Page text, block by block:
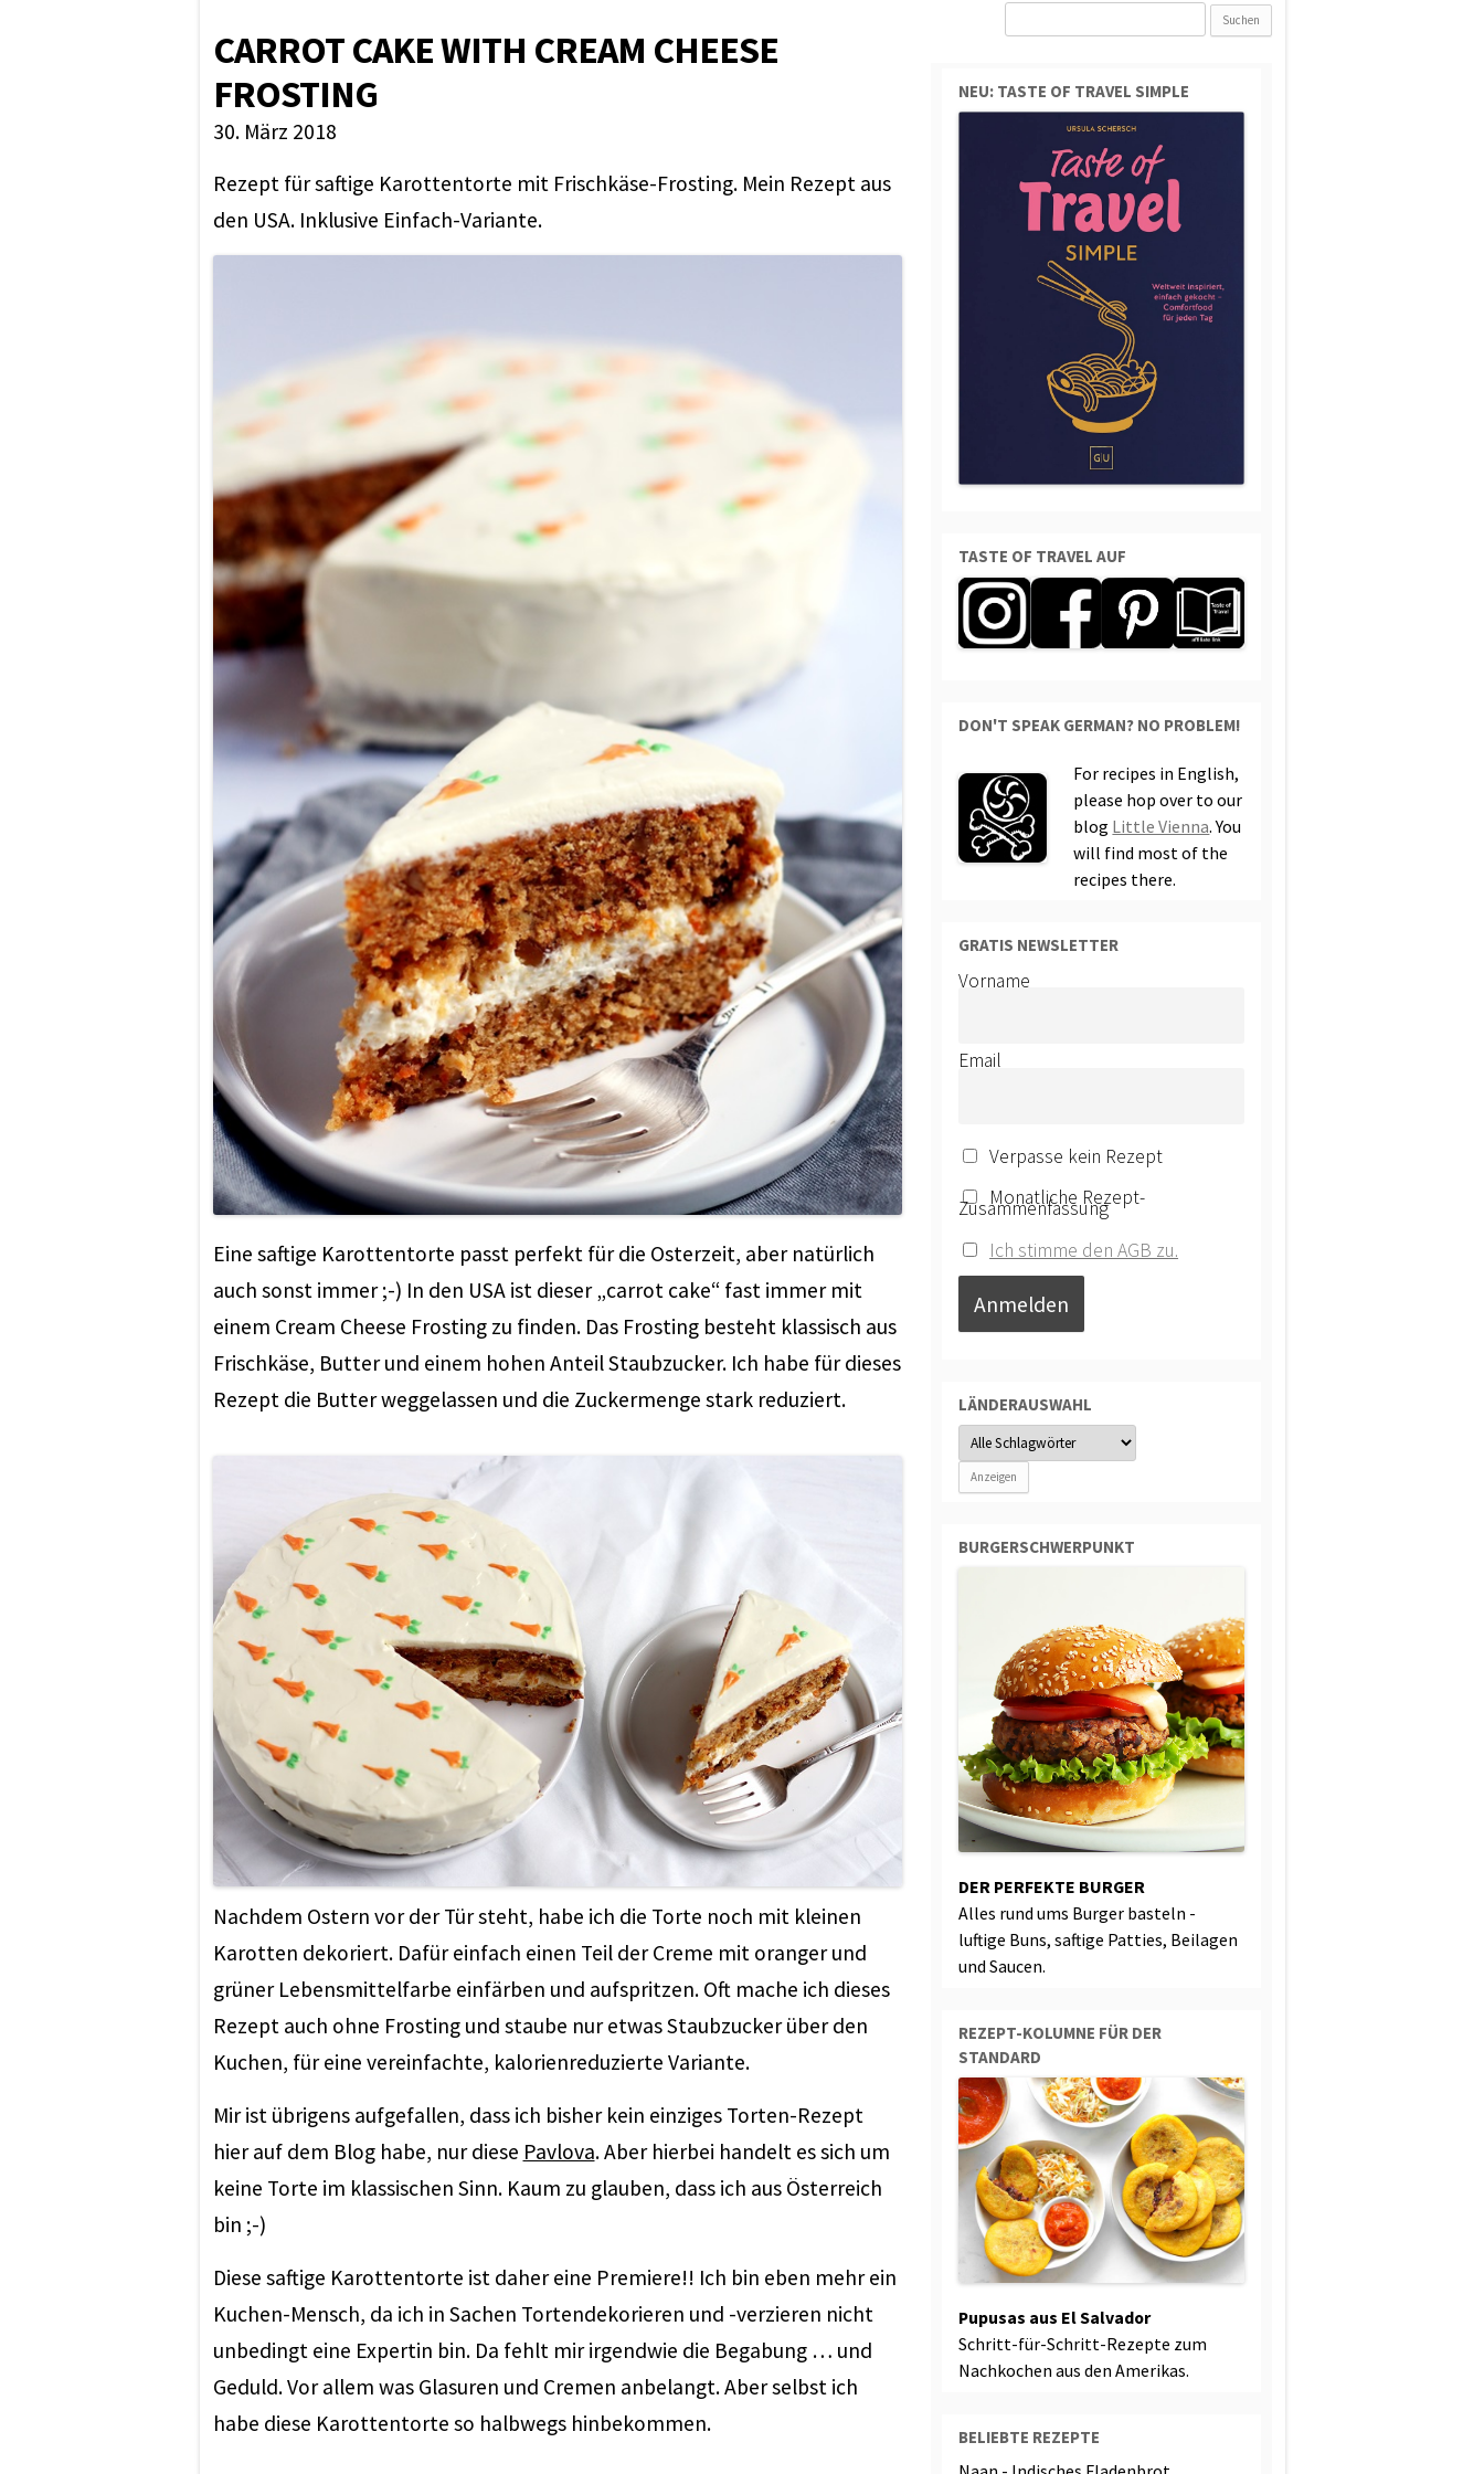
CARROT CAKE WITH CREAM CHEESE
FROSTING
30. März 2018
Rezept für saftige Karottentorte mit Frischkäse-Frosting. Mein Rezept aus
den USA. Inklusive Einfach-Variante.
Eine saftige Karottentorte passt perfekt für die Osterzeit, aber natürlich
auch sonst immer ;-) In den USA ist dieser „carrot cake“ fast immer mit
einem Cream Cheese Frosting zu finden. Das Frosting besteht klassisch aus
Frischkäse, Butter und einem hohen Anteil Staubzucker. Ich habe für dieses
Rezept die Butter weggelassen und die Zuckermenge stark reduziert.
Nachdem Ostern vor der Tür steht, habe ich die Torte noch mit kleinen
Karotten dekoriert. Dafür einfach einen Teil der Creme mit oranger und
grüner Lebensmittelfarbe einfärben und aufspritzen. Oft mache ich dieses
Rezept auch ohne Frosting und staube nur etwas Staubzucker über den
Kuchen, für eine vereinfachte, kalorienreduzierte Variante.
Mir ist übrigens aufgefallen, dass ich bisher kein einziges Torten-Rezept
hier auf dem Blog habe, nur diese Pavlova. Aber hierbei handelt es sich um
keine Torte im klassischen Sinn. Kaum zu glauben, dass ich aus Österreich
bin ;-)
Diese saftige Karottentorte ist daher eine Premiere!! Ich bin eben mehr ein
Kuchen-Mensch, da ich in Sachen Tortendekorieren und -verzieren nicht
unbedingt eine Expertin bin. Da fehlt mir irgendwie die Begabung … und
Geduld. Vor allem was Glasuren und Cremen anbelangt. Aber selbst ich
habe diese Karottentorte so halbwegs hinbekommen.
NEU: TASTE OF TRAVEL SIMPLE
TASTE OF TRAVEL AUF
DON'T SPEAK GERMAN? NO PROBLEM!
For recipes in English,
please hop over to our
blog Little Vienna. You
will find most of the
recipes there.
GRATIS NEWSLETTER
Vorname
Email
Verpasse kein Rezept
Monatliche Rezept-
Zusammenfassung
Ich stimme den AGB zu.
LÄNDERAUSWAHL
BURGERSCHWERPUNKT
DER PERFEKTE BURGER
Alles rund ums Burger basteln -
luftige Buns, saftige Patties, Beilagen
und Saucen.
REZEPT-KOLUMNE FÜR DER
STANDARD
Pupusas aus El Salvador
Schritt-für-Schritt-Rezepte zum
Nachkochen aus den Amerikas.
BELIEBTE REZEPTE